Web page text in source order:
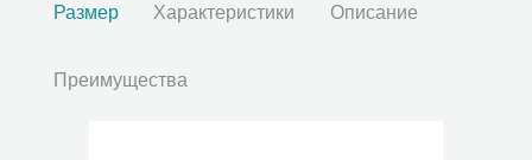
Размер Характеристики Описание
Преимущества